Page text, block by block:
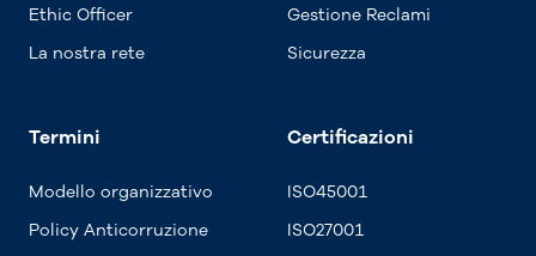
Ethic Officer
La nostra rete
Gestione Reclami
Sicurezza
Termini
Modello organizzativo
Policy Anticorruzione
Certificazioni
ISO45001
ISO27001